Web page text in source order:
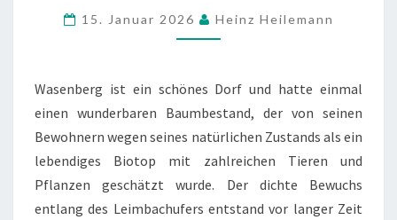
IN
WASENBERG
15. Januar 2026 Heinz Heilemann
Wasenberg ist ein schönes Dorf und hatte einmal
einen wunderbaren Baumbestand, der von seinen
Bewohnern wegen seines natürlichen Zustands als ein
lebendiges Biotop mit zahlreichen Tieren und
Pflanzen geschätzt wurde. Der dichte Bewuchs
entlang des Leimbachufers entstand vor langer Zeit